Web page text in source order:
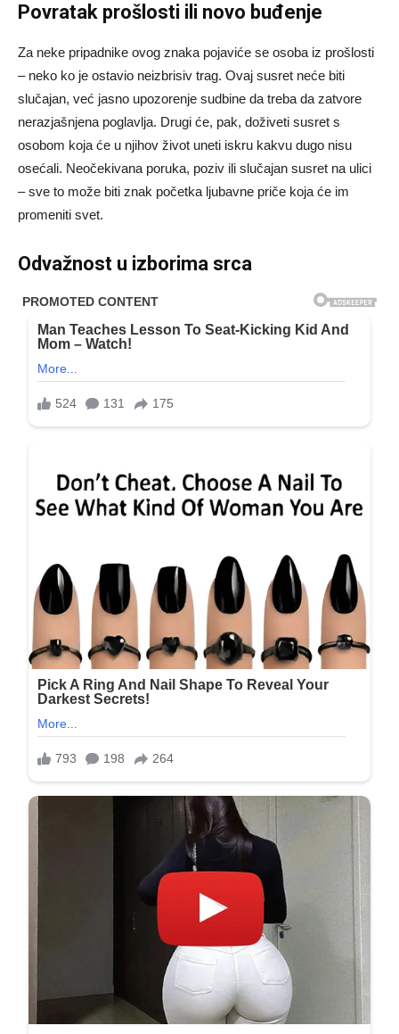
Povratak prošlosti ili novo buđenje
Za neke pripadnike ovog znaka pojaviće se osoba iz prošlosti
– neko ko je ostavio neizbrisiv trag. Ovaj susret neće biti
slučajan, već jasno upozorenje sudbine da treba da zatvore
nerazjašnjena poglavlja. Drugi će, pak, doživeti susret s
osobom koja će u njihov život uneti iskru kakvu dugo nisu
osećali. Neočekivana poruka, poziv ili slučajan susret na ulici
– sve to može biti znak početka ljubavne priče koja će im
promeniti svet.
Odvažnost u izborima srca